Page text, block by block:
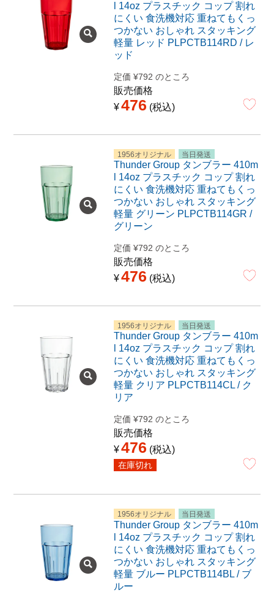
l 14oz プラスチック コップ 割れ
にくい 食洗機対応 重ねてもくっ
つかない おしゃれ スタッキング
軽量 レッド PLPCTB114RD / レ
ッド
定価 ¥792 のところ
販売価格
¥476 税込
1956オリジナル 当日発送
Thunder Group タンブラー 410m
l 14oz プラスチック コップ 割れ
にくい 食洗機対応 重ねてもくっ
つかない おしゃれ スタッキング
軽量 グリーン PLPCTB114GR /
グリーン
定価 ¥792 のところ
販売価格
¥476 税込
1956オリジナル 当日発送
Thunder Group タンブラー 410m
l 14oz プラスチック コップ 割れ
にくい 食洗機対応 重ねてもくっ
つかない おしゃれ スタッキング
軽量 クリア PLPCTB114CL / ク
リア
定価 ¥792 のところ
販売価格
¥476 税込
在庫切れ
1956オリジナル 当日発送
Thunder Group タンブラー 410m
l 14oz プラスチック コップ 割れ
にくい 食洗機対応 重ねてもくっ
つかない おしゃれ スタッキング
軽量 ブルー PLPCTB114BL / ブ
ルー